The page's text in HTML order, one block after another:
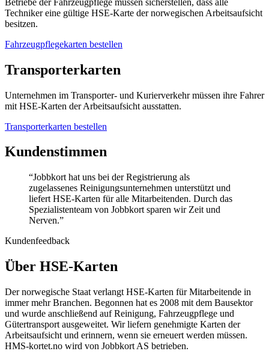
Techniker eine gültige HSE-Karte der norwegischen Arbeitsaufsicht
besitzen.
Fahrzeugpflegekarten bestellen
Transporterkarten
Unternehmen im Transporter- und Kurierverkehr müssen ihre Fahrer
mit HSE-Karten der Arbeitsaufsicht ausstatten.
Transporterkarten bestellen
Kundenstimmen
“Jobbkort hat uns bei der Registrierung als
zugelassenes Reinigungsunternehmen unterstützt und
liefert HSE-Karten für alle Mitarbeitenden. Durch das
Spezialistenteam von Jobbkort sparen wir Zeit und
Nerven.”
Kundenfeedback
Über HSE-Karten
Der norwegische Staat verlangt HSE-Karten für Mitarbeitende in
immer mehr Branchen. Begonnen hat es 2008 mit dem Bausektor
und wurde anschließend auf Reinigung, Fahrzeugpflege und
Gütertransport ausgeweitet. Wir liefern genehmigte Karten der
Arbeitsaufsicht und erinnern, wenn sie erneuert werden müssen.
HMS-kortet.no wird von Jobbkort AS betrieben.